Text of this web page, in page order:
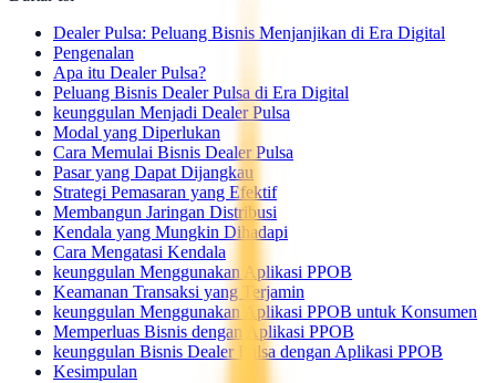
Dealer Pulsa: Peluang Bisnis Menjanjikan di Era Digital
Pengenalan
Apa itu Dealer Pulsa?
Peluang Bisnis Dealer Pulsa di Era Digital
keunggulan Menjadi Dealer Pulsa
Modal yang Diperlukan
Cara Memulai Bisnis Dealer Pulsa
Pasar yang Dapat Dijangkau
Strategi Pemasaran yang Efektif
Membangun Jaringan Distribusi
Kendala yang Mungkin Dihadapi
Cara Mengatasi Kendala
keunggulan Menggunakan Aplikasi PPOB
Keamanan Transaksi yang Terjamin
keunggulan Menggunakan Aplikasi PPOB untuk Konsumen
Memperluas Bisnis dengan Aplikasi PPOB
keunggulan Bisnis Dealer Pulsa dengan Aplikasi PPOB
Kesimpulan